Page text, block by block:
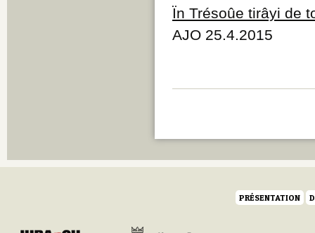
Ïn Trésoûe tirâyi de
AJO 25.4.2015
PRÉSENTATION